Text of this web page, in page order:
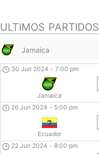
ULTIMOS PARTIDOS
Jamaica
30 Jun 2024 - 7:00 pm
Jamaica
26 Jun 2024 - 5:00 pm
Ecuador
22 Jun 2024 - 8:00 pm